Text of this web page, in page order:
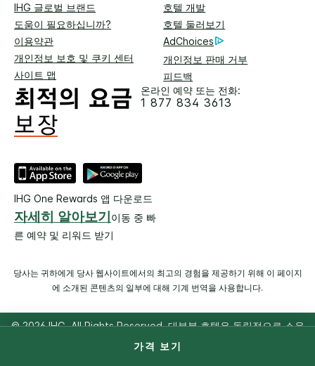
가격 보기
IHG 글로벌 브랜드
호텔 개발
도움이 필요하십니까?
호텔 둘러보기
이용약관
AdChoices
개인정보 보호 및 쿠키 센터
개인정보 판매 거부
사이트 맵
피드백
온라인 예약 또는 전화:
1 877 834 3613
IHG One Rewards 앱 다운로드
자세히 알아보기 이동 중 빠
른 예약 및 리워드 받기
당사는 귀하에게 당사 웹사이트에서의 최고의 경험을 제공하기 위해 이 페이지
에 소개된 콘텐츠의 일부에 대해 기계 번역을 사용합니다.
© 2026 IHG. All Rights Reserved. 대부분 호텔은 독립적으로 소유
및 운영됩니다.